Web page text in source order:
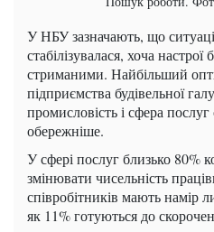
У НБУ зазначають, що
стабілізувалася, хоча
стриманими. Найбільший
підприємства будівельної
промисловість і сфера
обережніше.
У сфері послуг близько 80%
змінювати чисельність
співробітників мають намір
як 11% готуються до